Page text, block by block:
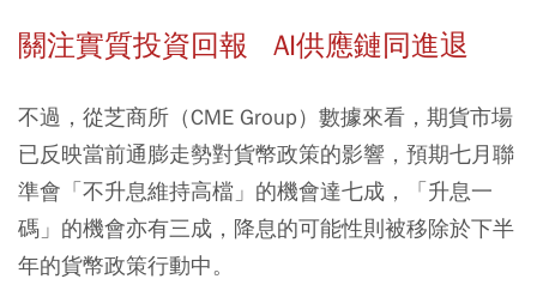
關注實質投資回報 AI供應鏈同進退
不過，從芝商所（CME Group）數據來看，期貨市場
已反映當前通膨走勢對貨幣政策的影響，預期七月聯
準會「不升息維持高檔」的機會達七成，「升息一
碼」的機會亦有三成，降息的可能性則被移除於下半
年的貨幣政策行動中。